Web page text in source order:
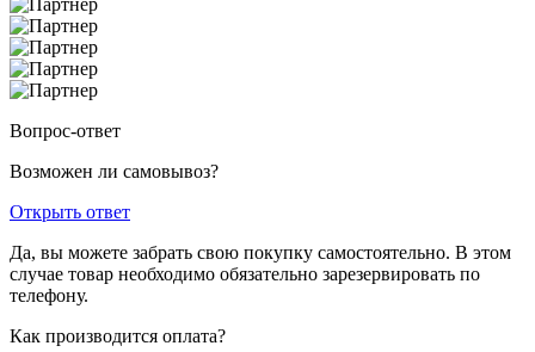
Вопрос-ответ
Возможен ли самовывоз?
Открыть ответ
Да, вы можете забрать свою покупку самостоятельно. В этом
случае товар необходимо обязательно зарезервировать по
телефону.
Как производится оплата?